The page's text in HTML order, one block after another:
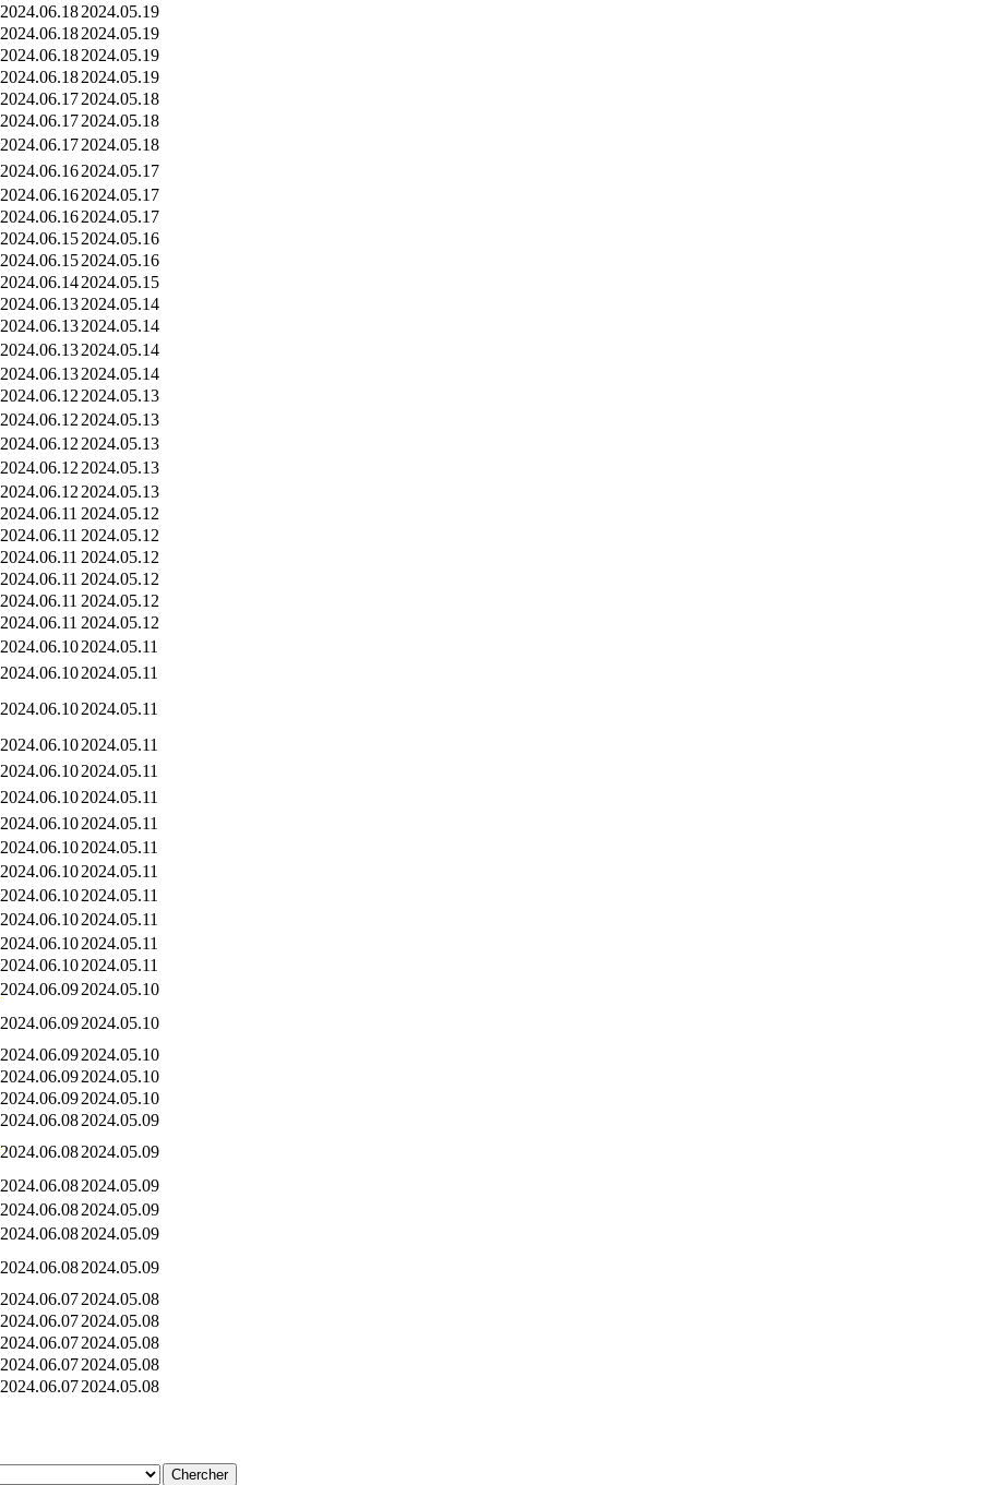
2024.06.182024.05.19
2024.06.182024.05.19
2024.06.182024.05.19
2024.06.182024.05.19
2024.06.172024.05.18
2024.06.172024.05.18
2024.06.172024.05.18
2024.06.162024.05.17
2024.06.162024.05.17
2024.06.162024.05.17
2024.06.152024.05.16
2024.06.152024.05.16
2024.06.142024.05.15
2024.06.132024.05.14
2024.06.132024.05.14
2024.06.132024.05.14
2024.06.132024.05.14
2024.06.12 2024.05.13
2024.06.12 2024.05.13
2024.06.12 2024.05.13
2024.06.12 2024.05.13
2024.06.12 2024.05.13
2024.06.11 2024.05.12
2024.06.11 2024.05.12
2024.06.11 2024.05.12
2024.06.11 2024.05.12
2024.06.11 2024.05.12
2024.06.11 2024.05.12
2024.06.102024.05.11
2024.06.102024.05.11
2024.06.102024.05.11
2024.06.102024.05.11
2024.06.102024.05.11
2024.06.102024.05.11
2024.06.102024.05.11
2024.06.102024.05.11
2024.06.102024.05.11
2024.06.102024.05.11
2024.06.102024.05.11
2024.06.102024.05.11
2024.06.102024.05.11
2024.06.092024.05.10
2024.06.092024.05.10
2024.06.092024.05.10
2024.06.092024.05.10
2024.06.092024.05.10
2024.06.082024.05.09
2024.06.082024.05.09
2024.06.082024.05.09
2024.06.082024.05.09
2024.06.082024.05.09
2024.06.082024.05.09
2024.06.072024.05.08
2024.06.072024.05.08
2024.06.072024.05.08
2024.06.072024.05.08
2024.06.072024.05.08